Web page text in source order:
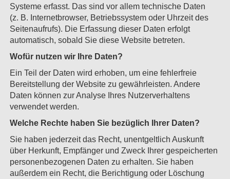
Systeme erfasst. Das sind vor allem technische Daten
(z. B. Internetbrowser, Betriebssystem oder Uhrzeit des
Seitenaufrufs). Die Erfassung dieser Daten erfolgt
automatisch, sobald Sie diese Website betreten.
Wofür nutzen wir Ihre Daten?
Ein Teil der Daten wird erhoben, um eine fehlerfreie
Bereitstellung der Website zu gewährleisten. Andere
Daten können zur Analyse Ihres Nutzerverhaltens
verwendet werden.
Welche Rechte haben Sie bezüglich Ihrer Daten?
Sie haben jederzeit das Recht, unentgeltlich Auskunft
über Herkunft, Empfänger und Zweck Ihrer gespeicherten
personenbezogenen Daten zu erhalten. Sie haben
außerdem ein Recht, die Berichtigung oder Löschung